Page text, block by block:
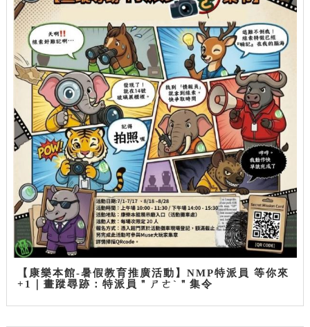
【康樂本館-暑假教育推廣活動】NMP特派員 等你來
+1｜畫蹤尋跡：特派員＂ㄕㄜˋ＂集令